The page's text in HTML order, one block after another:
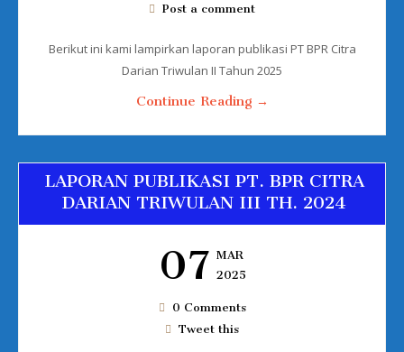
Post a comment
Berikut ini kami lampirkan laporan publikasi PT BPR Citra
Darian Triwulan II Tahun 2025
Continue Reading →
LAPORAN PUBLIKASI PT. BPR CITRA
DARIAN TRIWULAN III TH. 2024
07 MAR
2025
0 Comments
Tweet this